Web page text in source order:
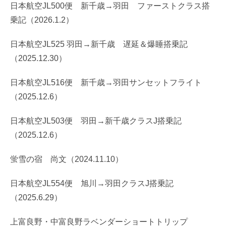
日本航空JL500便 新千歳→羽田 ファーストクラス搭
乗記（2026.1.2）
日本航空JL525 羽田→新千歳 遅延＆爆睡搭乗記
（2025.12.30）
日本航空JL516便 新千歳→羽田サンセットフライト
（2025.12.6）
日本航空JL503便 羽田→新千歳クラスJ搭乗記
（2025.12.6）
蛍雪の宿 尚文（2024.11.10）
日本航空JL554便 旭川→羽田クラスJ搭乗記
（2025.6.29）
上富良野・中富良野ラベンダーショートトリップ